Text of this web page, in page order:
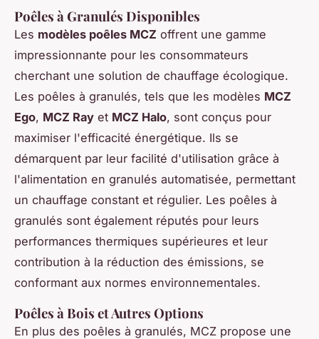
Poêles à Granulés Disponibles
Les modèles poêles MCZ offrent une gamme
impressionnante pour les consommateurs
cherchant une solution de chauffage écologique.
Les poêles à granulés, tels que les modèles MCZ
Ego, MCZ Ray et MCZ Halo, sont conçus pour
maximiser l'efficacité énergétique. Ils se
démarquent par leur facilité d'utilisation grâce à
l'alimentation en granulés automatisée, permettant
un chauffage constant et régulier. Les poêles à
granulés sont également réputés pour leurs
performances thermiques supérieures et leur
contribution à la réduction des émissions, se
conformant aux normes environnementales.
Poêles à Bois et Autres Options
En plus des poêles à granulés, MCZ propose une